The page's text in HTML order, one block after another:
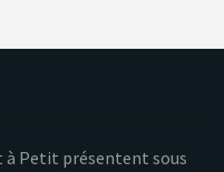
à Petit présentent sous